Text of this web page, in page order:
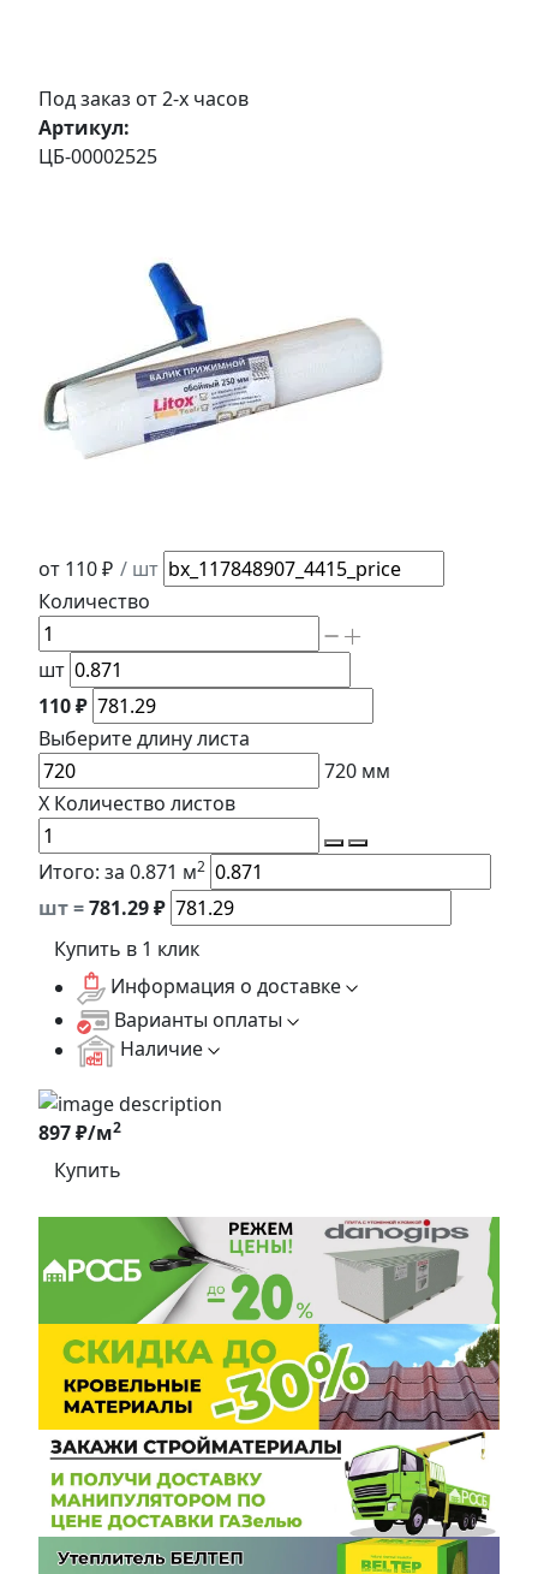
Под заказ от 2-х часов
Артикул:
ЦБ-00002525
от 110 ₽ / шт
Количество
шт
110 ₽
Выберите длинулиста
720 мм
X Количество листов
Итого: за 0.871 м2
шт =781.29₽
Купить в 1 клик
Информация о доставке
Варианты оплаты
Наличие
897 ₽/м2
Купить